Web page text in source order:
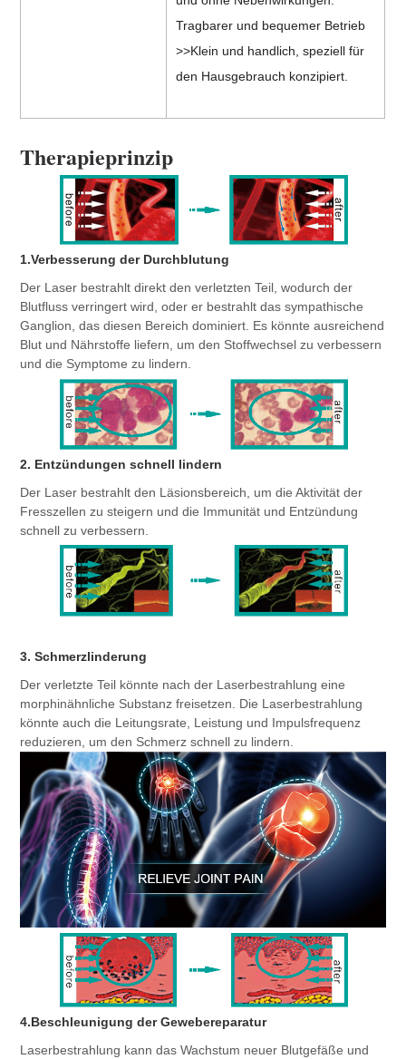
Tragbarer und bequemer Betrieb
>>Klein und handlich, speziell für
den Hausgebrauch konzipiert.
Therapieprinzip
1.Verbesserung der Durchblutung
Der Laser bestrahlt direkt den verletzten Teil, wodurch der
Blutfluss verringert wird, oder er bestrahlt das sympathische
Ganglion, das diesen Bereich dominiert. Es könnte ausreichend
Blut und Nährstoffe liefern, um den Stoffwechsel zu verbessern
und die Symptome zu lindern.
2. Entzündungen schnell lindern
Der Laser bestrahlt den Läsionsbereich, um die Aktivität der
Fresszellen zu steigern und die Immunität und Entzündung
schnell zu verbessern.
3. Schmerzlinderung
Der verletzte Teil könnte nach der Laserbestrahlung eine
morphinähnliche Substanz freisetzen. Die Laserbestrahlung
könnte auch die Leitungsrate, Leistung und Impulsfrequenz
reduzieren, um den Schmerz schnell zu lindern.
4.Beschleunigung der Gewebereparatur
Laserbestrahlung kann das Wachstum neuer Blutgefäße und